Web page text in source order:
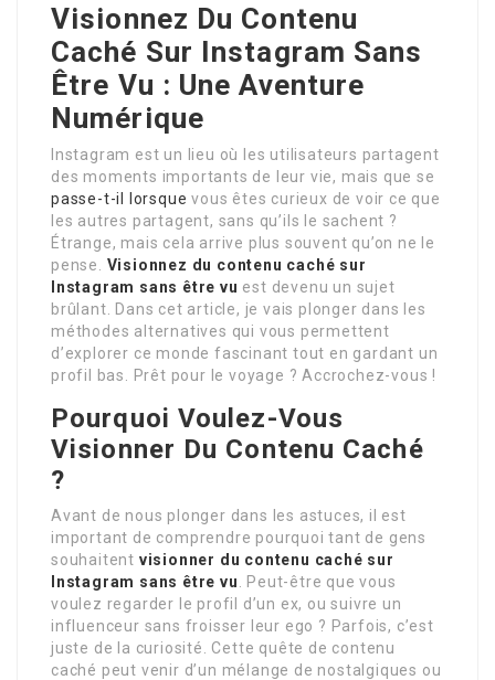
Visionnez Du Contenu
Caché Sur Instagram Sans
Être Vu : Une Aventure
Numérique
Instagram est un lieu où les utilisateurs partagent
des moments importants de leur vie, mais que se
passe-t-il lorsque vous êtes curieux de voir ce que
les autres partagent, sans qu’ils le sachent ?
Étrange, mais cela arrive plus souvent qu’on ne le
pense. Visionnez du contenu caché sur
Instagram sans être vu est devenu un sujet
brûlant. Dans cet article, je vais plonger dans les
méthodes alternatives qui vous permettent
d’explorer ce monde fascinant tout en gardant un
profil bas. Prêt pour le voyage ? Accrochez-vous !
Pourquoi Voulez-Vous
Visionner Du Contenu Caché
?
Avant de nous plonger dans les astuces, il est
important de comprendre pourquoi tant de gens
souhaitent visionner du contenu caché sur
Instagram sans être vu
. Peut-être que vous
voulez regarder le profil d’un ex, ou suivre un
influenceur sans froisser leur ego ? Parfois, c’est
juste de la curiosité. Cette quête de contenu
caché peut venir d’un mélange de nostalgiques ou